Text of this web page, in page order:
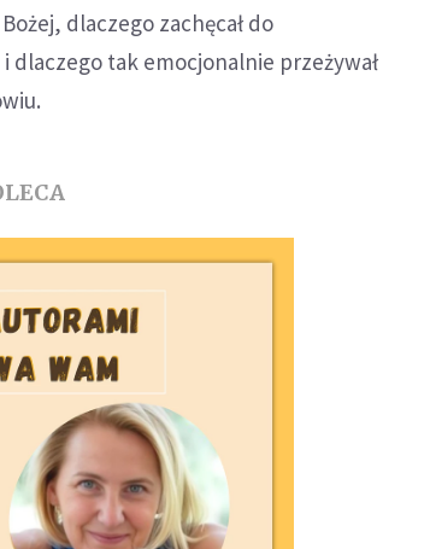
dlaczego zachęcał do
tak emocjonalnie przeżywał